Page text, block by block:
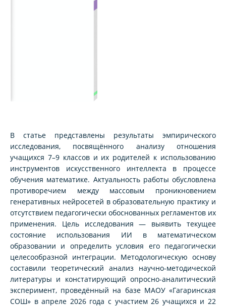
В статье представлены результаты эмпирического
исследования, посвящённого анализу отношения
учащихся 7–9 классов и их родителей к использованию
инструментов искусственного интеллекта в процессе
обучения математике. Актуальность работы обусловлена
противоречием между массовым проникновением
генеративных нейросетей в образовательную практику и
отсутствием педагогически обоснованных регламентов их
применения. Цель исследования — выявить текущее
состояние использования ИИ в математическом
образовании и определить условия его педагогически
целесообразной интеграции. Методологическую основу
составили теоретический анализ научно-методической
литературы и констатирующий опросно-аналитический
эксперимент, проведённый на базе МАОУ «Гагаринская
СОШ» в апреле 2026 года с участием 26 учащихся и 22